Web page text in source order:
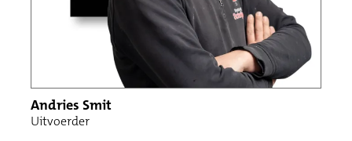
Andries Smit
Uitvoerder